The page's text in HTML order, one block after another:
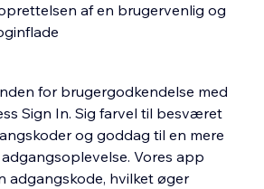
af en brugervenlig og
for brugergodkendelse med
Sign In. Sig farvel til besværet
og goddag til en mere
Vores app
adgangskode, hvilket øger